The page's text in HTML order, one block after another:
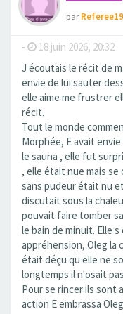
par
- 18 juin 2026, 20:32
J écoutais le récit de
envie de lui sauter
elle aime me frustrer
récit.
Tout le monde
Morphée, E avait
le sauna , elle fut
, elle était nue mais
sans pudeur était nu
discutait sous la
pouvait faire tomber
le bain de minuit. Elle
appréhension, Oleg la
était déçu qu elle ne
longtemps il n'osait
Pour se rincer ils sont
action E embrassa